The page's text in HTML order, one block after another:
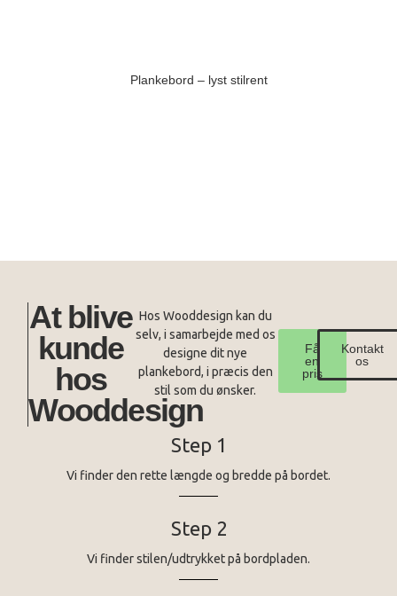
Plankebord – lyst stilrent
At blive
kunde
hos
Wooddesign
Hos Wooddesign kan du
selv, i samarbejde med os
designe dit nye
plankebord, i præcis den
stil som du ønsker.
Få
en
pris
Kontakt
os
Step 1
Vi finder den rette længde og bredde på bordet.
Step 2
Vi finder stilen/udtrykket på bordpladen.